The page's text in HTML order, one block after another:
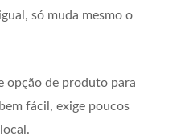
só muda mesmo o
opção de produto para
fácil, exige poucos